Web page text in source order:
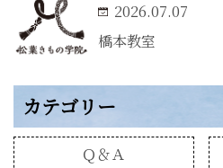
橋本教室
2026.07.07
カテゴリー
Ｑ＆Ａ